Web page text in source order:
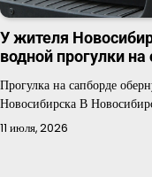
У жителя
водной прогулки на
Прогулка на сапборде
Новосибирска В
11 июля, 2026